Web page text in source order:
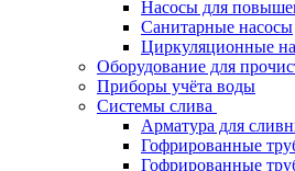
Насосы для
Санитарные насосы
Циркуляционные
Оборудование для
Приборы учёта воды
Системы слива
Арматура для
Гофрированные
Гофрированные